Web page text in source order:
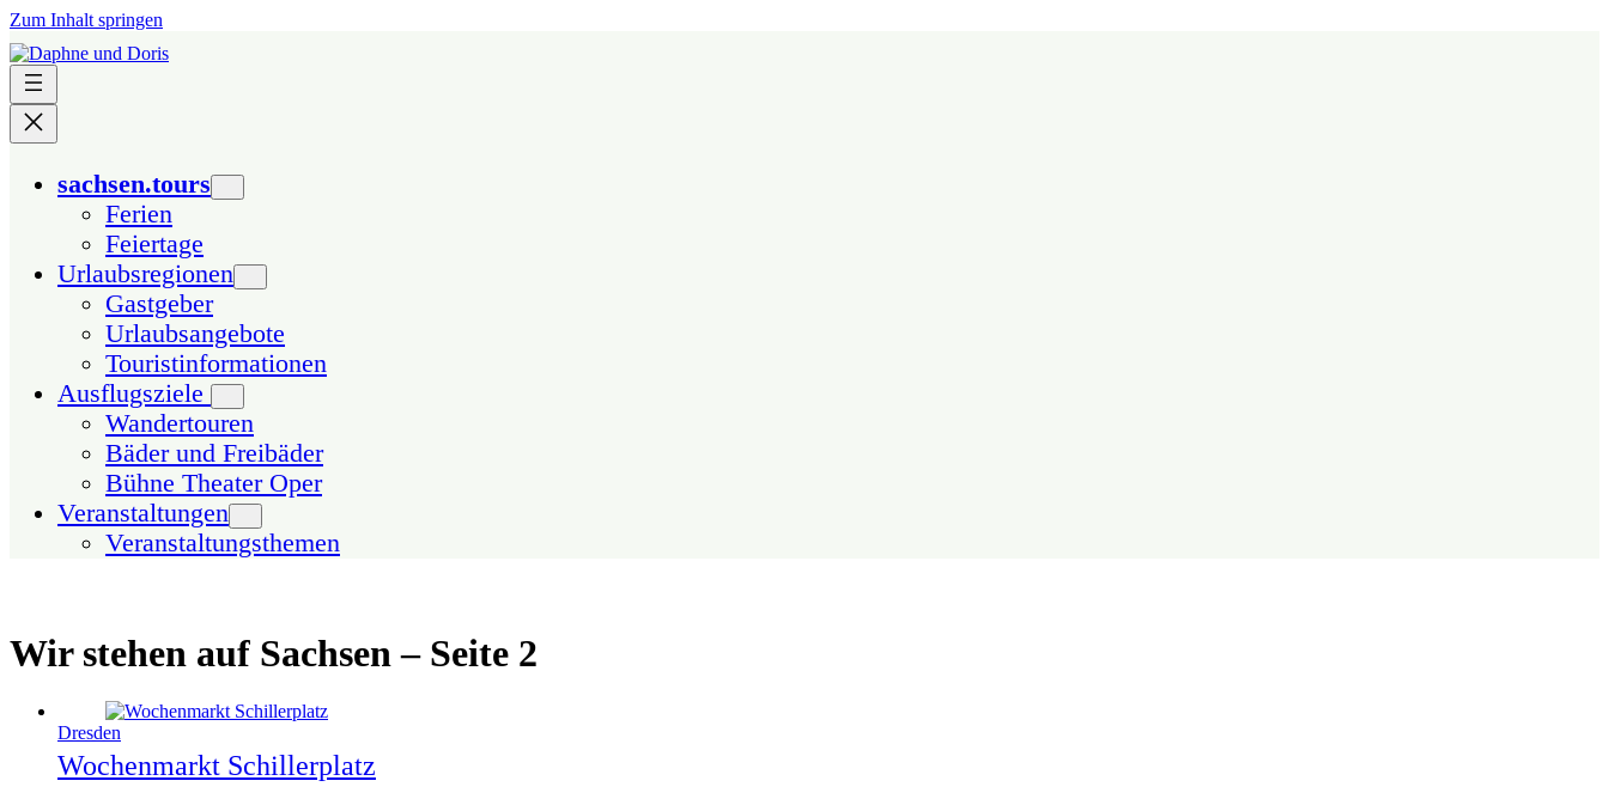
Zum Inhalt springen
sachsen.tours
Ferien
Feiertage
Urlaubsregionen
Gastgeber
Urlaubsangebote
Touristinformationen
Ausflugsziele
Wandertouren
Bäder und Freibäder
Bühne Theater Oper
Veranstaltungen
Veranstaltungsthemen
Wir stehen auf Sachsen – Seite 2
Dresden
Wochenmarkt Schillerplatz